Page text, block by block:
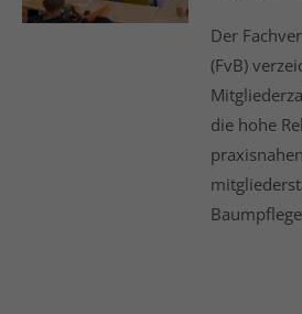
Der
(FvB)
die hohe